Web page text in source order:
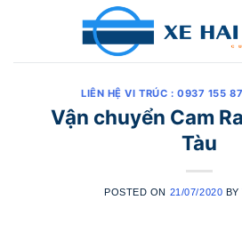
LIÊN HỆ VI TRÚC : 0937 155
Vận chuyển Cam
Tàu
POSTED ON 21/07/2020 BY